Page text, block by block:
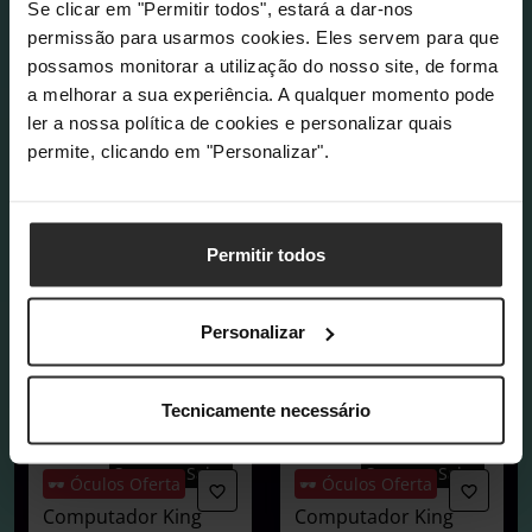
Se clicar em "Permitir todos", estará a dar-nos
permissão para usarmos cookies. Eles servem para que
possamos monitorar a utilização do nosso site, de forma
a melhorar a sua experiência. A qualquer momento pode
ler a nossa política de cookies e personalizar quais
permite, clicando em "Personalizar".
Permitir todos
Personalizar
Tecnicamente necessário
🕶️ Óculos Oferta
Summer Sales
Computador King
🕶️ Óculos Oferta
Summer Sales
Computador King
COMPRAR AGORA